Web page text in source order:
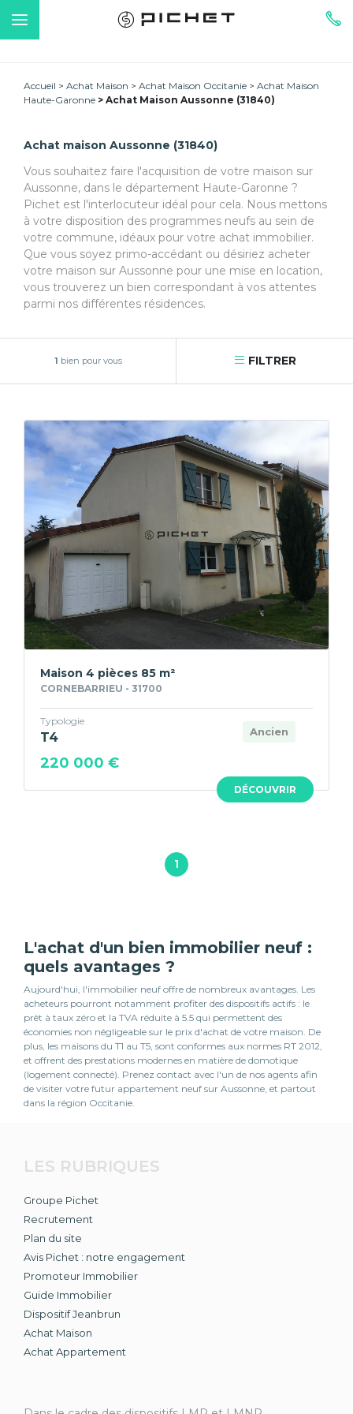
Accueil Achat Maison Achat Maison Occitanie
Achat Maison
Haute-Garonne
Achat Maison Aussonne (31840)
Achat maison Aussonne (31840)
Vous souhaitez faire l'acquisition de votre maison sur
Aussonne, dans le département Haute-Garonne ?
Pichet est l'interlocuteur idéal pour cela. Nous mettons
à votre disposition des programmes neufs au sein de
votre commune, idéaux pour votre achat immobilier.
Que vous soyez primo-accédant ou désiriez acheter
votre maison sur Aussonne pour une mise en location,
vous trouverez un bien correspondant à vos attentes
parmi nos différentes résidences.
1 bien pour vous FILTRER
DÉCOUVRIR
Maison 4 pièces 85 m²
CORNEBARRIEU - 31700
Ancien
Typologie
T4
220 000 €
1
L'achat d'un bien immobilier neuf :
quels avantages ?
Aujourd'hui, l'immobilier neuf offre de nombreux avantages. Les
acheteurs pourront notamment profiter des dispositifs actifs : le
prêt à taux zéro et la TVA réduite à 5.5 qui permettent des
économies non négligeable sur le prix d'achat de votre maison. De
plus, les maisons du T1 au T5, sont conformes aux normes RT 2012,
et offrent des prestations modernes en matière de domotique
(logement connecté). Prenez contact avec l'un de nos agents afin
de visiter votre futur appartement neuf sur Aussonne, et partout
dans la région Occitanie.
LES RUBRIQUES
Groupe Pichet
Recrutement
Plan du site
Avis Pichet : notre engagement
Promoteur Immobilier
Guide Immobilier
Dispositif Jeanbrun
Achat Maison
Achat Appartement